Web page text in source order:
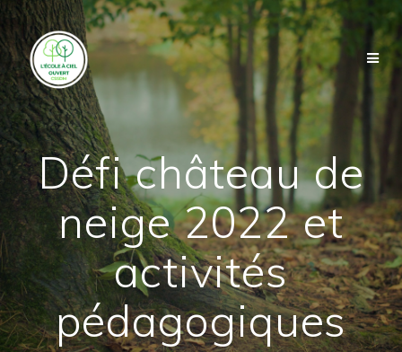
Skip
to
content
Défi château de
neige 2022 et
activités
pédagogiques